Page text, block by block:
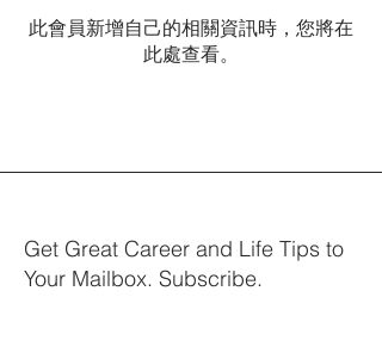
此會員新增自己的相關資訊時，您將在
此處查看。
Get Great Career and Life Tips to
Your Mailbox. Subscribe.